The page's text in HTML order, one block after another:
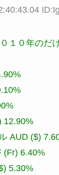
１０年のだ
12.90%
AUD ($)
(Fr) 6.40%
5.30%